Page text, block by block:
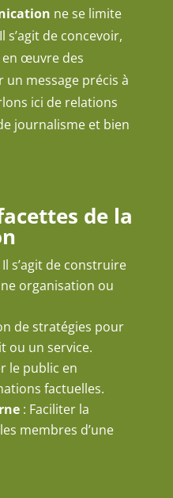
ne se limite
s’agit de concevoir,
œuvre des
message précis à
ici de relations
journalisme et bien
de la
s’agit de construire
organisation ou
de stratégies pour
ou un service.
le public en
factuelles.
: Faciliter la
membres d’une